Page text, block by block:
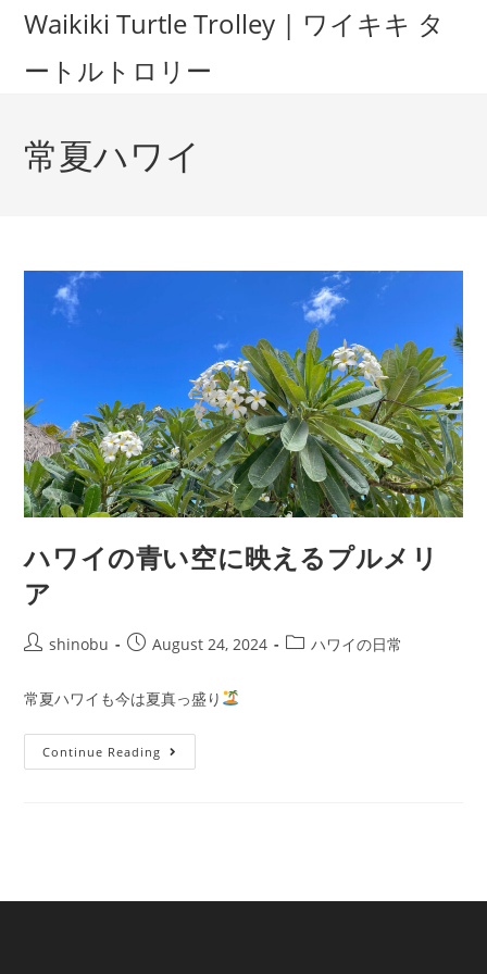
Waikiki Turtle Trolley | ワイキキ タ
ートルトロリー
常夏ハワイ
ハワイの青い空に映えるプルメリ
ア
shinobu August 24, 2024 ハワイの日常
常夏ハワイも今は夏真っ盛り
Continue Reading